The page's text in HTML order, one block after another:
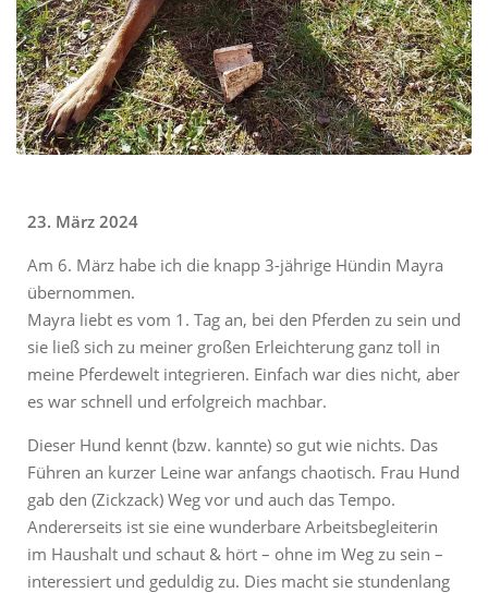
23. März 2024
Am 6. März habe ich die knapp 3-jährige Hündin Mayra
übernommen.
Mayra liebt es vom 1. Tag an, bei den Pferden zu sein und
sie ließ sich zu meiner großen Erleichterung ganz toll in
meine Pferdewelt integrieren. Einfach war dies nicht, aber
es war schnell und erfolgreich machbar.
Dieser Hund kennt (bzw. kannte) so gut wie nichts. Das
Führen an kurzer Leine war anfangs chaotisch. Frau Hund
gab den (Zickzack) Weg vor und auch das Tempo.
Andererseits ist sie eine wunderbare Arbeitsbegleiterin
im Haushalt und schaut & hört – ohne im Weg zu sein –
interessiert und geduldig zu. Dies macht sie stundenlang